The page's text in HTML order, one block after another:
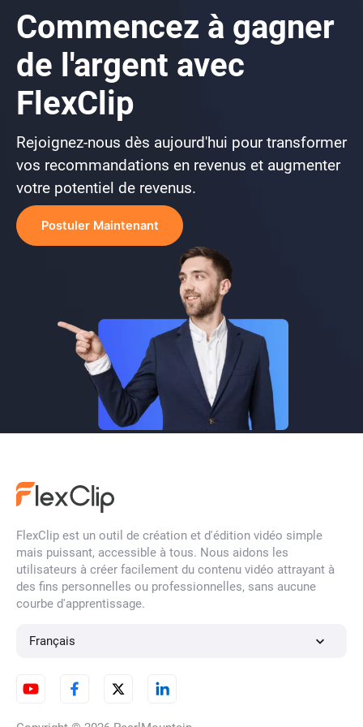
Commencez à gagner
de l'argent avec
FlexClip
Rejoignez-nous dès aujourd'hui pour transformer
vos recommandations en revenus et augmenter
votre potentiel de revenus.
Postuler Maintenant
FlexClip est un outil de création et d'édition vidéo simple
mais puissant, accessible à tous. Nous aidons les
utilisateurs à créer facilement du contenu vidéo attrayant à
des fins personnelles ou professionnelles, sans aucune
courbe d'apprentissage.
Français